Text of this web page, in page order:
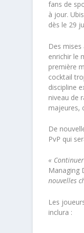
fans de
à jour.
dès le 29
Des
enrichir le
première
cocktail
discipline
niveau de
majeures,
De
PvP qui
«
Managing
nouvelles
Les
inclura :